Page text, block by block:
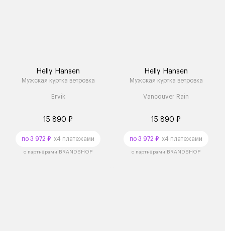
Helly Hansen
Мужская куртка ветровка
Ervik
15 890 ₽
по 3 972 ₽ x4 платежами
с партнёрами BRANDSHOP
Helly Hansen
Мужская куртка ветровка
Vancouver Rain
15 890 ₽
по 3 972 ₽ x4 платежами
с партнёрами BRANDSHOP